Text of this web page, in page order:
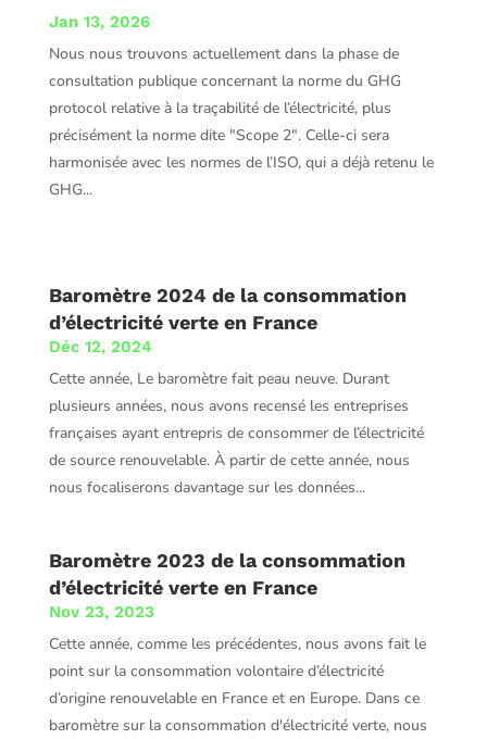
Jan 13, 2026
Nous nous trouvons actuellement dans la phase de
consultation publique concernant la norme du GHG
protocol relative à la traçabilité de l’électricité, plus
précisément la norme dite "Scope 2". Celle-ci sera
harmonisée avec les normes de l’ISO, qui a déjà retenu le
GHG...
Baromètre 2024 de la consommation
d’électricité verte en France
Déc 12, 2024
Cette année, Le baromètre fait peau neuve. Durant
plusieurs années, nous avons recensé les entreprises
françaises ayant entrepris de consommer de l’électricité
de source renouvelable. À partir de cette année, nous
nous focaliserons davantage sur les données...
Baromètre 2023 de la consommation
d’électricité verte en France
Nov 23, 2023
Cette année, comme les précédentes, nous avons fait le
point sur la consommation volontaire d’électricité
d’origine renouvelable en France et en Europe. Dans ce
baromètre sur la consommation d'électricité verte, nous